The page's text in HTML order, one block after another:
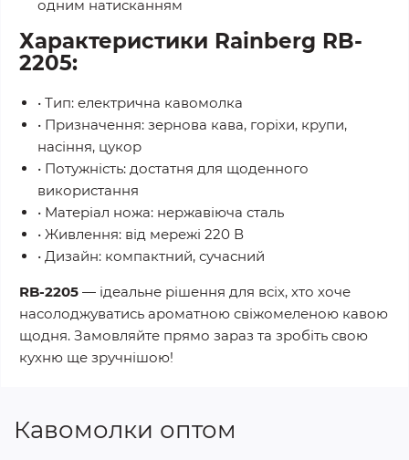
одним натисканням
Характеристики Rainberg RB-
2205:
• Тип: електрична кавомолка
• Призначення: зернова кава, горіхи, крупи,
насіння, цукор
• Потужність: достатня для щоденного
використання
• Матеріал ножа: нержавіюча сталь
• Живлення: від мережі 220 В
• Дизайн: компактний, сучасний
RB-2205 — ідеальне рішення для всіх, хто хоче
насолоджуватись ароматною свіжомеленою кавою
щодня. Замовляйте прямо зараз та зробіть свою
кухню ще зручнішою!
Кавомолки оптом